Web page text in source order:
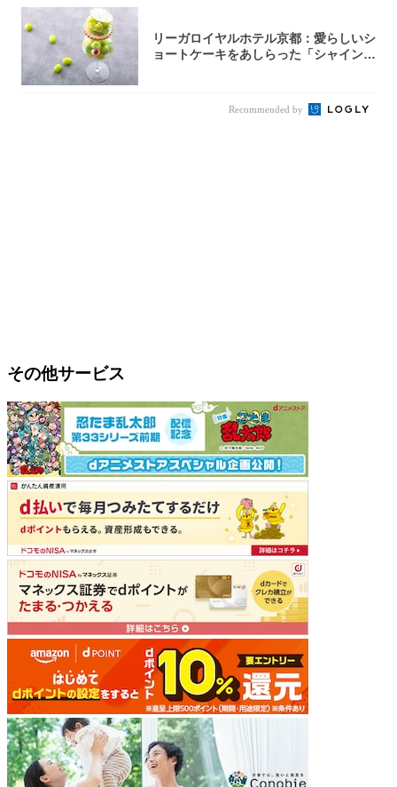
リーガロイヤルホテル京都：愛らしいシ
ョートケーキをあしらった「シャインマ
Recommended by
その他サービス